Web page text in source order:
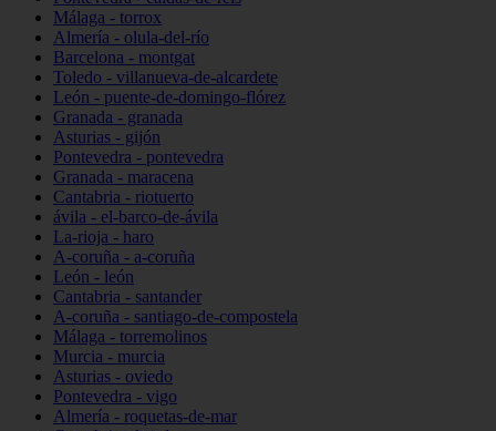
Málaga - torrox
Almería - olula-del-río
Barcelona - montgat
Toledo - villanueva-de-alcardete
León - puente-de-domingo-flórez
Granada - granada
Asturias - gijón
Pontevedra - pontevedra
Granada - maracena
Cantabria - riotuerto
ávila - el-barco-de-ávila
La-rioja - haro
A-coruña - a-coruña
León - león
Cantabria - santander
A-coruña - santiago-de-compostela
Málaga - torremolinos
Murcia - murcia
Asturias - oviedo
Pontevedra - vigo
Almería - roquetas-de-mar